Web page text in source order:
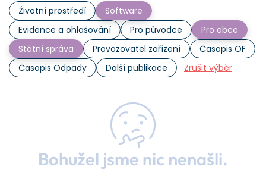
Životní prostředí
Software
Evidence a ohlašování
Pro původce
Pro obce
Státní správa
Provozovatel zařízení
Časopis OF
Časopis Odpady
Další publikace Zrušit výběr
Bohužel jsme nic nenašli.